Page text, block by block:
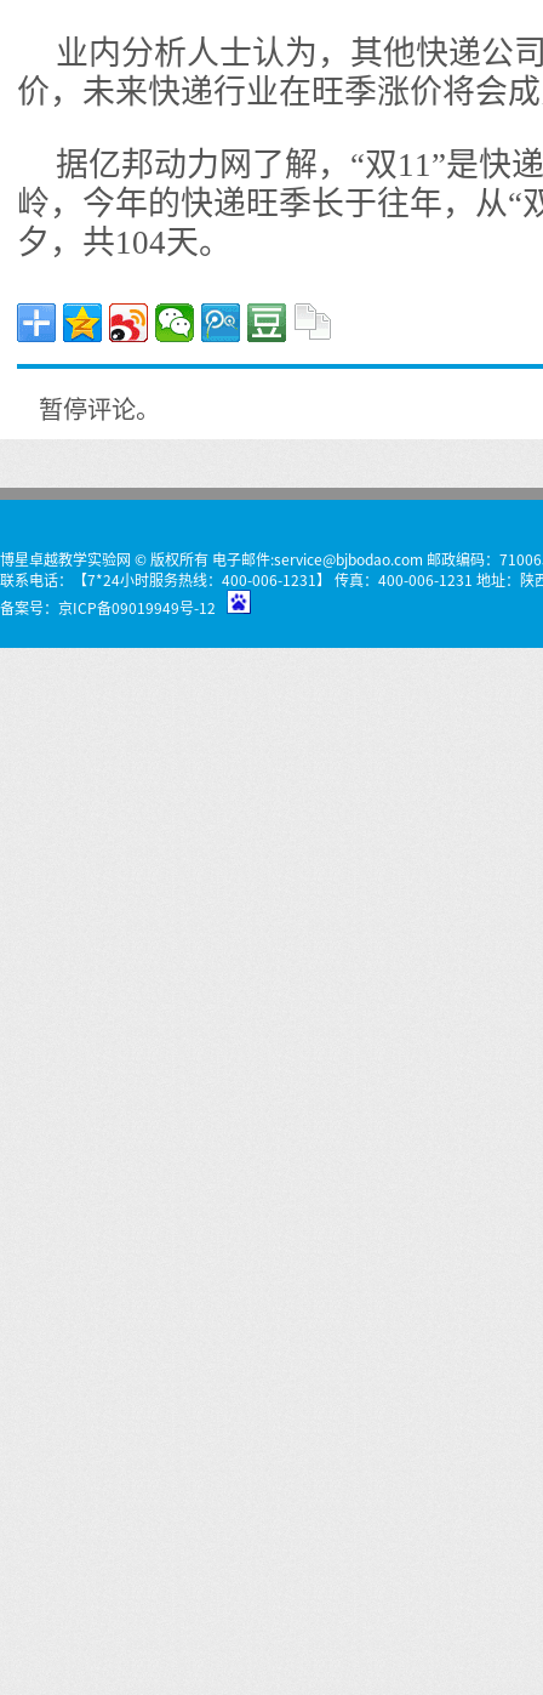
业内分析人士认为，其他快递公
价，未来快递行业在旺季涨价将会
据亿邦动力网了解，“双11”是快
岭，今年的快递旺季长于往年，从“
夕，共104天。
暂停评论。
博星卓越教学实验网 © 版权所有 电子邮件:service@bjbodao.com 邮政编码：
联系电话：【7*24小时服务热线：400-006-1231】 传真：400-006-1231 地址：陕
备案号： 京ICP备09019949号-12